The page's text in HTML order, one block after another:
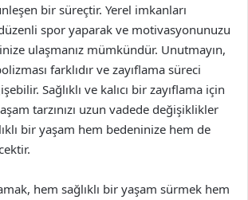
bir süreçtir. Yerel imkanları
spor yaparak ve motivasyonunuzu
ulaşmanız mümkündür. Unutmayın,
farklıdır ve zayıflama süreci
Sağlıklı ve kalıcı bir zayıflama için
tarzınızı uzun vadede değişiklikler
bir yaşam hem bedeninize hem de
hem sağlıklı bir yaşam sürmek hem